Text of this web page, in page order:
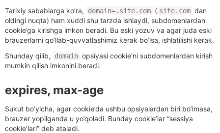
Tarixiy sabablarga ko’ra, domain=.site.com ( site.com dan
oldingi nuqta) ham xuddi shu tarzda ishlaydi, subdomenlardan
cookie’ga kirishga imkon beradi. Bu eski yozuv va agar juda eski
brauzerlarni qo’llab-quvvatlashimiz kerak bo’lsa, ishlatilishi kerak.
Shunday qilib,
domain opsiyasi cookie’ni subdomenlardan kirish
mumkin qilish imkonini beradi.
expires, max-age
Sukut bo’yicha, agar cookie’da ushbu opsiyalardan biri bo’lmasa,
brauzer yopilganda u yo’qoladi. Bunday cookie’lar “sessiya
cookie’lari” deb ataladi.